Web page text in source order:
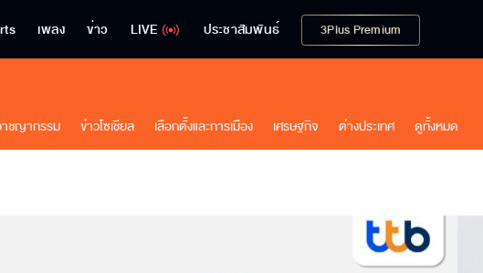
เพลง ข่าว LIVE ประชาสัมพันธ์ 3Plus Premium
ชญากรรม ข่าวโซเชียล เลือกตั้งและการเมือง เศรษฐกิจ ต่างประเทศ ดูทั้งหมด